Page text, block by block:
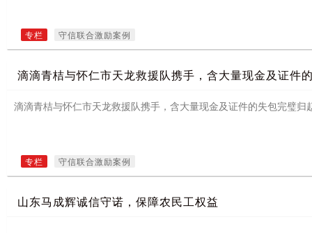
专栏 守信联合激励案例
滴滴青桔与怀仁市天龙救援队携手，含大量现金及证件
滴滴青桔与怀仁市天龙救援队携手，含大量现金及证件的失包完璧归
专栏 守信联合激励案例
山东马成辉诚信守诺，保障农民工权益